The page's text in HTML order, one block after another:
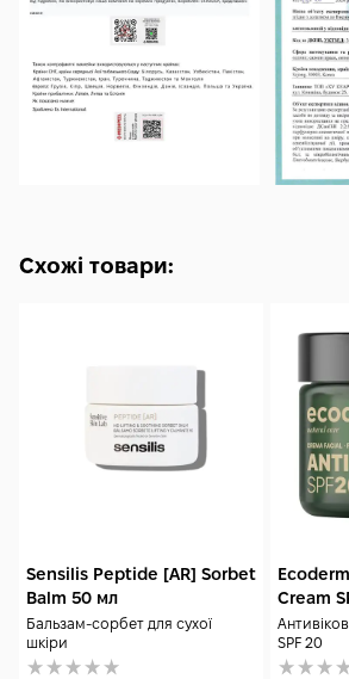
Hydrolyzed Pea Protein, Phytosterol,
Olive Oil, Polypeptide S. R.-Spider-1,
Gelangum, S. H.-Decapeptide-7, S. H.-
Oligopeptide -9, S.H.-Pentapeptide-19,
Carpertripeptide-1,
Схожі товари:
Sensilis Peptide [AR] Sorbet
Balm 50 мл
Бальзам-сорбет для сухої
шкіри
Cream
SPF 20